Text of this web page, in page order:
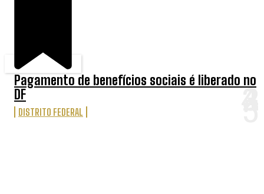
Pagamento de benefícios sociais é liberado no
DF
DISTRITO FEDERAL